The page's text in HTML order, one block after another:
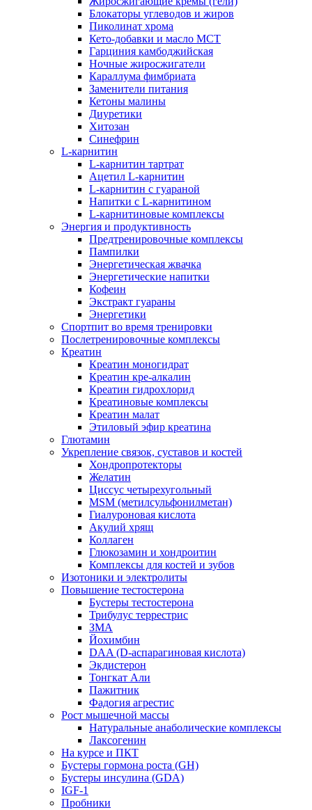
Блокаторы углеводов и жиров
Пиколинат хрома
Кето-добавки и масло МСТ
Гарциния камбоджийская
Ночные жиросжигатели
Караллума фимбриата
Заменители питания
Кетоны малины
Диуретики
Хитозан
Синефрин
L-карнитин
L-карнитин тартрат
Ацетил L-карнитин
L-карнитин с гуараной
Напитки c L-карнитином
L-карнитиновые комплексы
Энергия и продуктивность
Предтренировочные комплексы
Пампилки
Энергетическая жвачка
Энергетические напитки
Кофеин
Экстракт гуараны
Энергетики
Спортпит во время тренировки
Послетренировочные комплексы
Креатин
Креатин моногидрат
Креатин кре-алкалин
Креатин гидрохлорид
Креатиновые комплексы
Креатин малат
Этиловый эфир креатина
Глютамин
Укрепление связок, суставов и костей
Хондропротекторы
Желатин
Циссус четырехугольный
MSM (метилсульфонилметан)
Гиалуроновая кислота
Акулий хрящ
Коллаген
Глюкозамин и хондроитин
Комплексы для костей и зубов
Изотоники и электролиты
Повышение тестостерона
Бустеры тестостерона
Трибулус террестрис
ЗМА
Йохимбин
DAA (D-аспарагиновая кислота)
Экдистерон
Тонгкат Али
Пажитник
Фадогия агрестис
Рост мышечной массы
Натуральные анаболические комплексы
Лаксогенин
На курсе и ПКТ
Бустеры гормона роста (GH)
Бустеры инсулина (GDA)
IGF-1
Пробники